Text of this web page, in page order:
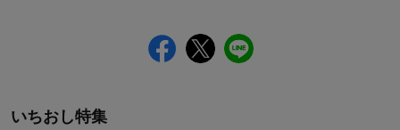
いちおし特集